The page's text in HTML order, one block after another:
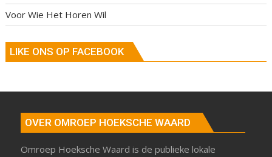
Voor Wie Het Horen Wil
LIKE ONS OP FACEBOOK
OVER OMROEP HOEKSCHE WAARD
Omroep Hoeksche Waard is de publieke lokale